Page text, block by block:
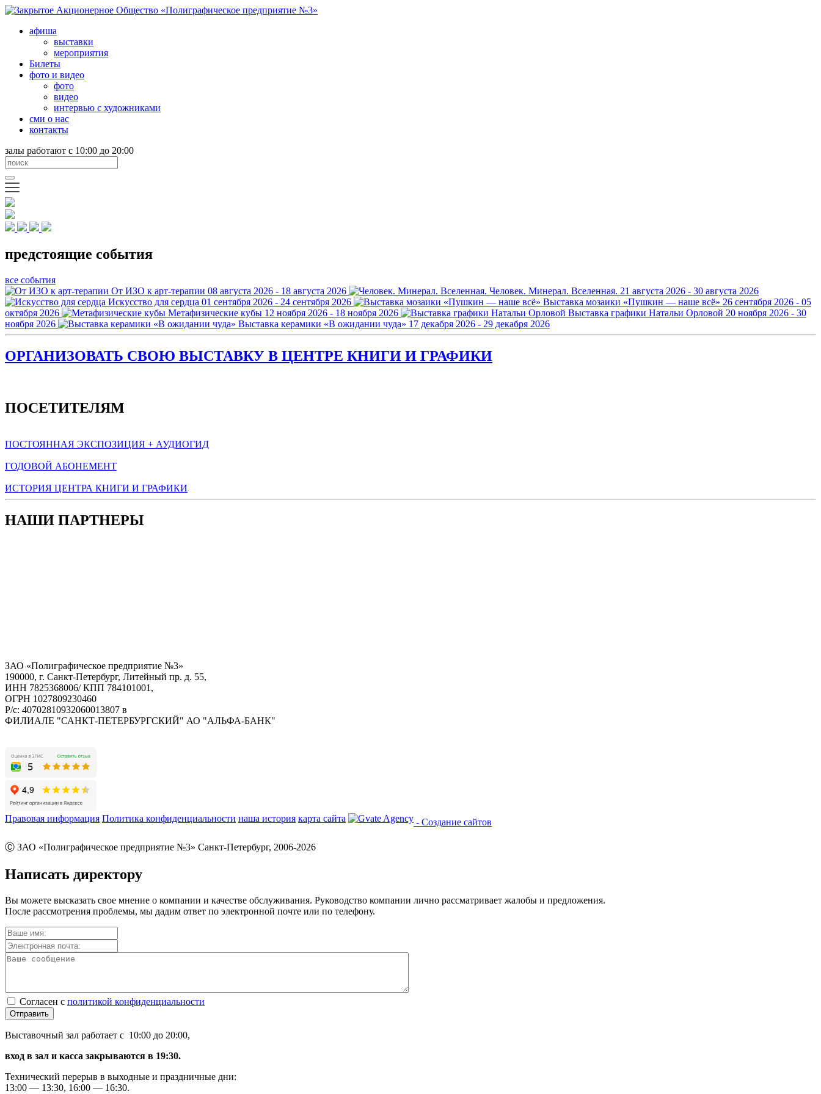
афиша
выставки
мероприятия
Билеты
фото и видео
фото
видео
интервью с художниками
сми о нас
контакты
залы работают с 10:00 до 20:00
предстоящие события
все события
От ИЗО к арт-терапии 08 августа 2026 - 18 августа 2026 Человек. Минерал. Вселенная. 21 августа 2026 - 30 августа 2026
Искусство для сердца 01 сентября 2026 - 24 сентября 2026 Выставка мозаики «Пушкин — наше всё» 26 сентября 2026 - 05
октября 2026
Метафизические кубы 12 ноября 2026 - 18 ноября 2026 Выставка графики Натальи Орловой 20 ноября 2026 - 30
ноября 2026
Выставка керамики «В ожидании чуда» 17 декабря 2026 - 29 декабря 2026
ОРГАНИЗОВАТЬ СВОЮ ВЫСТАВКУ В ЦЕНТРЕ КНИГИ И ГРАФИКИ
ПОСЕТИТЕЛЯМ
ПОСТОЯННАЯ ЭКСПОЗИЦИЯ + АУДИОГИД
ГОДОВОЙ АБОНЕМЕНТ
ИСТОРИЯ ЦЕНТРА КНИГИ И ГРАФИКИ
НАШИ ПАРТНЕРЫ
ЗАО «Полиграфическое предприятие №3»
190000, г. Санкт-Петербург, Литейный пр. д. 55,
ИНН 7825368006/ КПП 784101001,
ОГРН 1027809230460
Р/с: 40702810932060013807 в
ФИЛИАЛЕ "САНКТ-ПЕТЕРБУРГСКИЙ" АО "АЛЬФА-БАНК"
Правовая информация Политика конфиденциальности наша история карта сайта - Создание сайтов
Ⓒ ЗАО «Полиграфическое предприятие №3» Санкт-Петербург, 2006-2026
Написать директору
Вы можете высказать свое мнение о компании и качестве обслуживания. Руководство компании лично рассматривает жалобы и предложения.
После рассмотрения проблемы, мы дадим ответ по электронной почте или по телефону.
Согласен с политикой конфиденциальности
Отправить
Выставочный зал работает с 10:00 до 20:00,
вход в зал и касса закрываются в 19:30.
Технический перерыв в выходные и праздничные дни:
13:00 — 13:30, 16:00 — 16:30.